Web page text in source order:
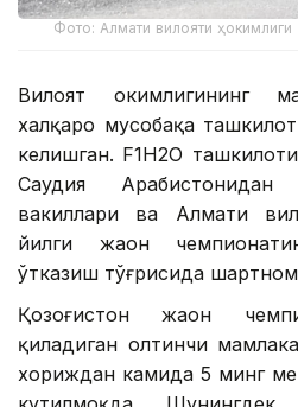
Фото: Алмати вилояти ҳокимлиги
Вилоят ҳокимлигининг
халқаро мусобақа
келишган. F1H2O
Саудия
вакиллари ва Алмати
йилги жаҳон
ўтказиш тўғрисида
Қозоғистон жаҳон
қиладиган олтинчи
хориждан камида 5 минг